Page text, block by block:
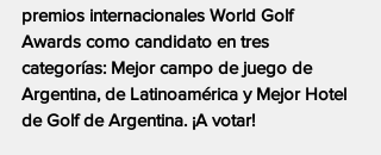
premios internacionales World Golf
Awards como candidato en tres
categorías: Mejor campo de juego de
Argentina, de Latinoamérica y Mejor Hotel
de Golf de Argentina. ¡A votar!